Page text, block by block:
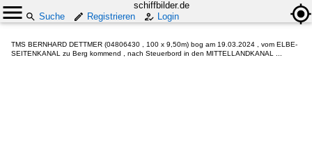
schiffbilder.de
Suche
Registrieren Login
TMS BERNHARD DETTMER (04806430 , 100 x 9,50m) bog am 19.03.2024 , vom ELBE-
SEITENKANAL zu Berg kommend , nach Steuerbord in den MITTELLANDKANAL ...